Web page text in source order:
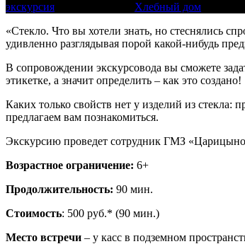
экскурсия
Хлебный дом
«Стекло. Что вы хотели знать, но стеснялись
удивленно разглядывая порой какой-нибудь
В сопровождении экскурсовода вы сможете
этикетке, а значит определить – как это создано!
Каких только свойств нет у изделий из стекла:
предлагаем вам познакомиться.
Экскурсию проведет сотрудник ГМЗ
Возрастное ограничение: 6+
Продолжительность: 90 мин.
Стоимость: 500 руб.* (90 мин.)
Место встречи – у касс в подземном